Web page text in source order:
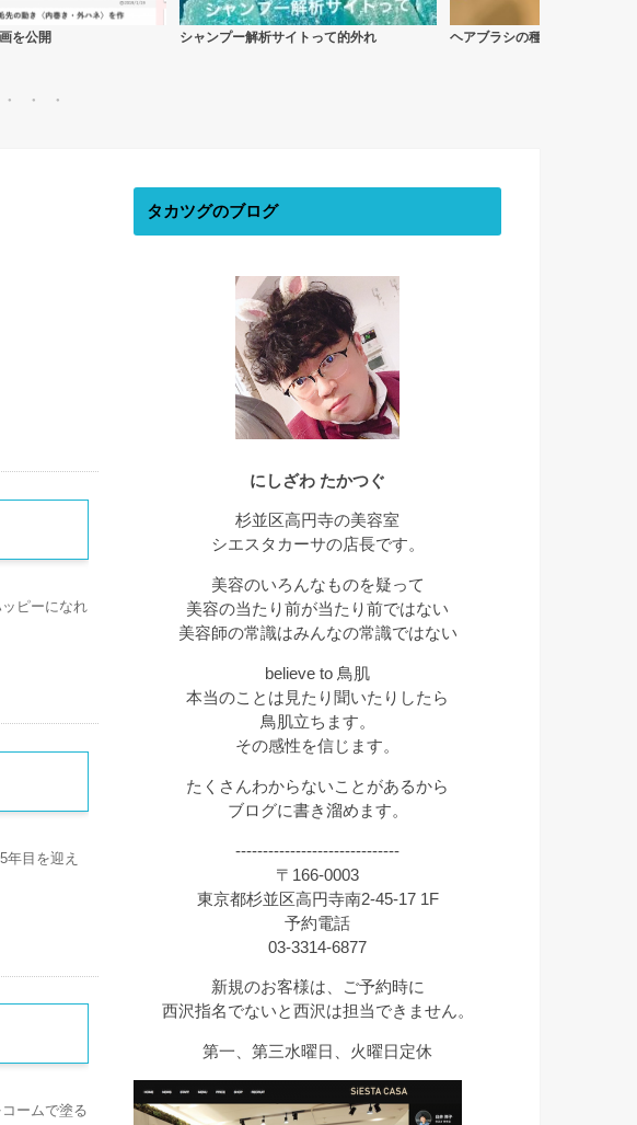
シャンプー解析サイトって的外れ ヘアブラシの種類と選び方
ピーになれ
目を迎え
ームで塗る
タカツグのブログ
にしざわ たかつぐ
杉並区高円寺の美容室
シエスタカーサの店長です。
美容のいろんなものを疑って
美容の当たり前が当たり前ではない
美容師の常識はみんなの常識ではない
believe to 鳥肌
本当のことは見たり聞いたりしたら
鳥肌立ちます。
その感性を信じます。
たくさんわからないことがあるから
ブログに書き溜めます。
------------------------------
〒166-0003
東京都杉並区高円寺南2-45-17 1F
予約電話
03-3314-6877
新規のお客様は、ご予約時に
西沢指名でないと西沢は担当できません。
第一、第三水曜日、火曜日定休